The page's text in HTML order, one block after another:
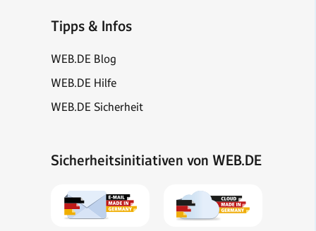
Tipps & Infos
WEB.DE Blog
WEB.DE Hilfe
WEB.DE Sicherheit
Sicherheitsinitiativen von WEB.DE